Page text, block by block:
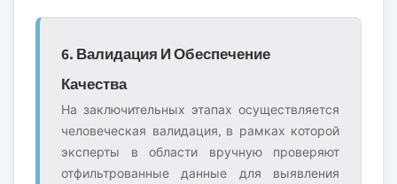
6. Валидация И Обеспечение
Качества
На заключительных этапах осуществляется
человеческая валидация, в рамках которой
эксперты в области вручную проверяют
отфильтрованные данные для выявления